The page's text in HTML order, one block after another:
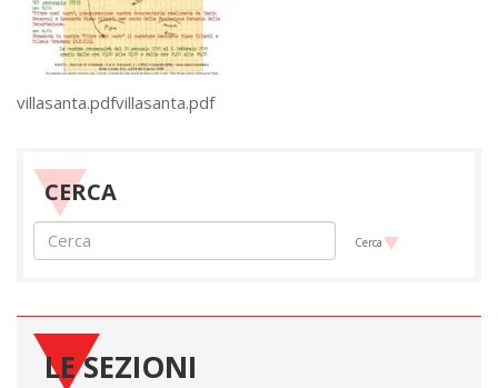
villasanta.pdfvillasanta.pdf
CERCA
Cerca
LE SEZIONI